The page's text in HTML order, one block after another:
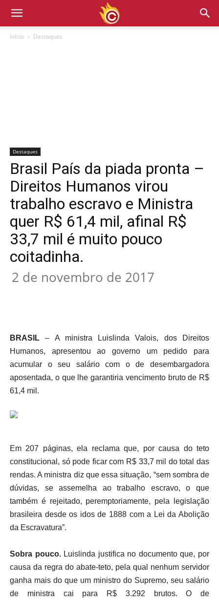
Início Destaques
Destaques
Brasil País da piada pronta –
Direitos Humanos virou
trabalho escravo e Ministra
quer R$ 61,4 mil, afinal R$
33,7 mil é muito pouco
coitadinha.
2 de novembro de 2017
BRASIL – A ministra Luislinda Valois, dos Direitos
Humanos, apresentou ao governo um pedido para
acumular o seu salário com o de desembargadora
aposentada, o que lhe garantiria vencimento bruto de R$
61,4 mil.
Em 207 páginas, ela reclama que, por causa do teto
constitucional, só pode ficar com R$ 33,7 mil do total das
rendas. A ministra diz que essa situação, “sem sombra de
dúvidas, se assemelha ao trabalho escravo, o que
também é rejeitado, peremptoriamente, pela legislação
brasileira desde os idos de 1888 com a Lei da Abolição
da Escravatura”.
Sobra pouco.Luislinda justifica no documento que, por
causa da regra do abate-teto, pela qual nenhum servidor
ganha mais do que um ministro do Supremo, seu salário
de ministra cai para R$ 3.292 brutos. O de